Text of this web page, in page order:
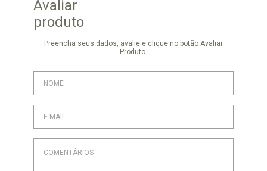
Avaliar
produto
Preencha seus dados, avalie e clique no botão Avaliar
Produto.